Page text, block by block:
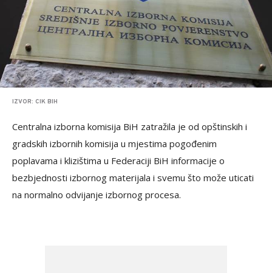
IZVOR: CIK BIH
Centralna izborna komisija BiH zatražila je od opštinskih i
gradskih izbornih komisija u mjestima pogođenim
poplavama i klizištima u Federaciji BiH informacije o
bezbjednosti izbornog materijala i svemu što može uticati
na normalno odvijanje izbornog procesa.